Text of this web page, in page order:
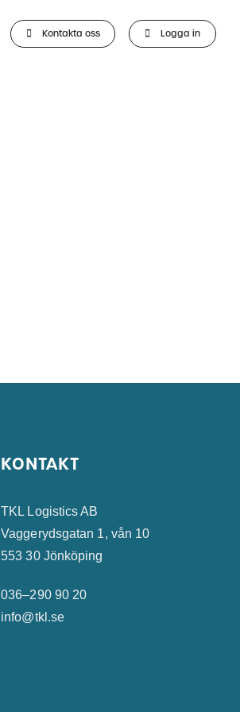
Kontakta oss Logga in
KONTAKT
TKL Logistics AB
Vaggerydsgatan 1, vån 10
553 30 Jönköping
036–290 90 20
info@tkl.se